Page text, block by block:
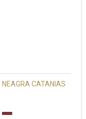
NEAGRA CATANIAS